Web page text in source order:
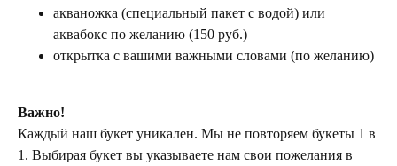
акваножка (специальный пакет с водой) или
аквабокс по желанию (150 руб.)
открытка с вашими важными словами (по желанию)
Важно!
Каждый наш букет уникален. Мы не повторяем букеты 1 в
1. Выбирая букет вы указываете нам свои пожелания в